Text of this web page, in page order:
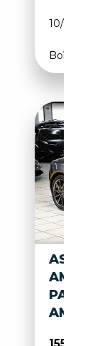
10/2001
Boîte
AMR